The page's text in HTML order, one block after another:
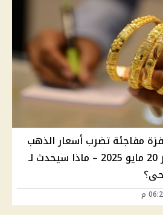
مفاجئة تضرب أسعار الذهب
الآن مساء اليوم بمصر 20 مايو 2025 – ماذا سيحدث لـ